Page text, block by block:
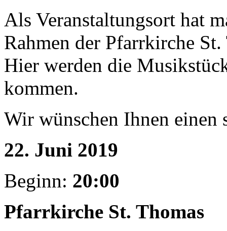
Als Veranstaltungsort hat
Rahmen der Pfarrkirche
Hier werden die
kommen.
Wir wünschen Ihnen einen
22. Juni 2019
Beginn: 20:00
Pfarrkirche St. Thomas